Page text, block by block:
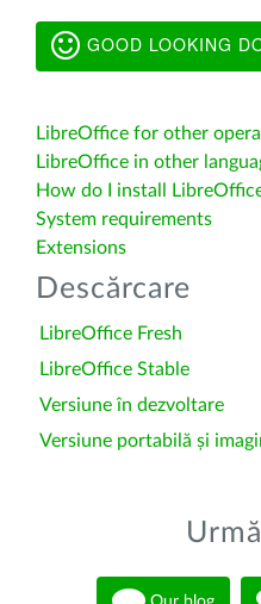
GOOD LOOKING
LibreOffice for other
LibreOffice in other
How do I install
System requirements
Extensions
Descărcare
LibreOffice Fresh
LibreOffice Stable
Versiune în dezvoltare
Versiune portabilă și